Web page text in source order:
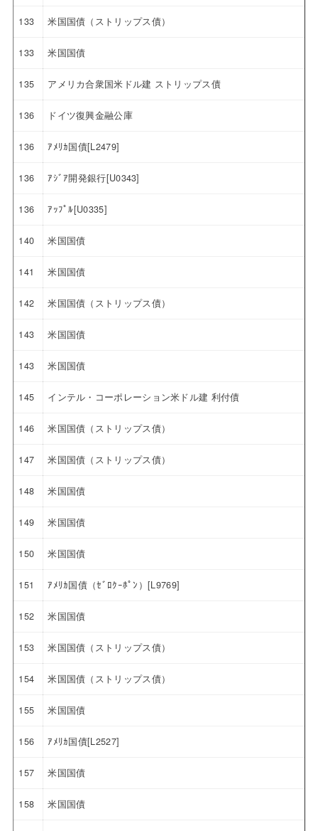
133 米国国債（ストリップス債）
133 米国国債
135 アメリカ合衆国米ドル建 ストリップス債
136 ドイツ復興金融公庫
136 ｱﾒﾘｶ国債[L2479]
136 ｱｼﾞｱ開発銀行[U0343]
136 ｱｯﾌﾟﾙ[U0335]
140 米国国債
141 米国国債
142 米国国債（ストリップス債）
143 米国国債
143 米国国債
145 インテル・コーポレーション米ドル建 利付債
146 米国国債（ストリップス債）
147 米国国債（ストリップス債）
148 米国国債
149 米国国債
150 米国国債
151 ｱﾒﾘｶ国債（ｾﾞﾛｸｰﾎﾟﾝ）[L9769]
152 米国国債
153 米国国債（ストリップス債）
154 米国国債（ストリップス債）
155 米国国債
156 ｱﾒﾘｶ国債[L2527]
157 米国国債
158 米国国債